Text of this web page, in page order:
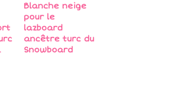
Blanche neige
pour le
lazboard
ancêtre turc du
Snowboard